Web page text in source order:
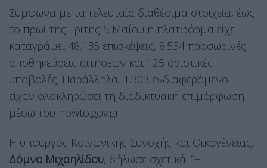
Σύμφωνα με τα τελευταία διαθέσιμα στοιχεία, έως
το πρωί της Τρίτης 5 Μαΐου η πλατφόρμα είχε
καταγράψει 48.135 επισκέψεις, 8.534 προσωρινές
αποθηκεύσεις αιτήσεων και 125 οριστικές
υποβολές. Παράλληλα, 1.303 ενδιαφερόμενοι
είχαν ολοκληρώσει τη διαδικτυακή επιμόρφωση
μέσω του howto.gov.gr.
Η υπουργός Κοινωνικής Συνοχής και Οικογένειας,
Δόμνα Μιχαηλίδου, δήλωσε σχετικά: “Η